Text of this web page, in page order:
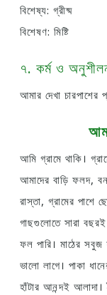
বিশেষ্য: গ্রীষ্ম
বিশেষণ: মিষ্টি
৭. কর্ম ও
আমার দেখা চারপাশের
আমি গ্রামে থাকি।
আমাদের বাড়ি ফলদ,
রাস্তা, গ্রামের পাশে
গাছগুলোতে সারা
ফল পারি। মাঠের
ভালো লাগে। পাকা
হাঁটার আনন্দই